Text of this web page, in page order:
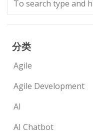
分类
Agile
Agile Development
AI
AI Chatbot